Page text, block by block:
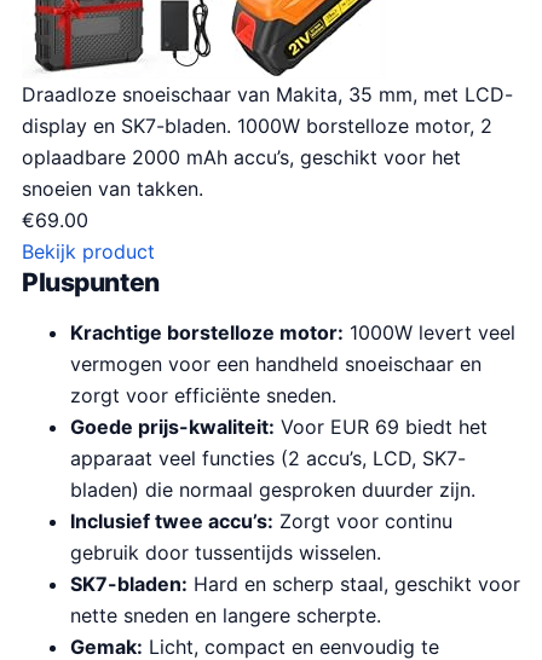
Draadloze snoeischaar van Makita, 35 mm, met LCD-
display en SK7-bladen. 1000W borstelloze motor, 2
oplaadbare 2000 mAh accu’s, geschikt voor het
snoeien van takken.
€69.00
Bekijk product
Pluspunten
Krachtige borstelloze motor: 1000W levert veel
vermogen voor een handheld snoeischaar en
zorgt voor efficiënte sneden.
Goede prijs-kwaliteit: Voor EUR 69 biedt het
apparaat veel functies (2 accu’s, LCD, SK7-
bladen) die normaal gesproken duurder zijn.
Inclusief twee accu’s: Zorgt voor continu
gebruik door tussentijds wisselen.
SK7-bladen: Hard en scherp staal, geschikt voor
nette sneden en langere scherpte.
Gemak: Licht, compact en eenvoudig te